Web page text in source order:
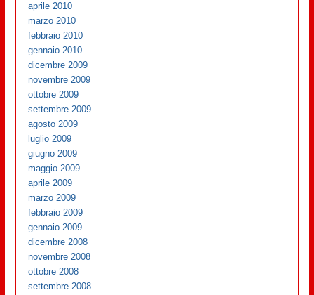
aprile 2010
marzo 2010
febbraio 2010
gennaio 2010
dicembre 2009
novembre 2009
ottobre 2009
settembre 2009
agosto 2009
luglio 2009
giugno 2009
maggio 2009
aprile 2009
marzo 2009
febbraio 2009
gennaio 2009
dicembre 2008
novembre 2008
ottobre 2008
settembre 2008